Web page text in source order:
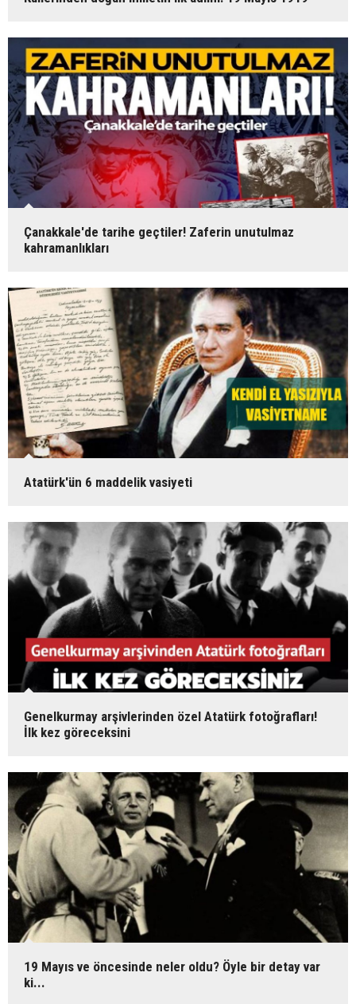
Çanakkale'de tarihe geçtiler! Zaferin unutulmaz
kahramanlıkları
Atatürk'ün 6 maddelik vasiyeti
Genelkurmay arşivlerinden özel Atatürk fotoğrafları!
İlk kez göreceksini
19 Mayıs ve öncesinde neler oldu? Öyle bir detay var
ki...